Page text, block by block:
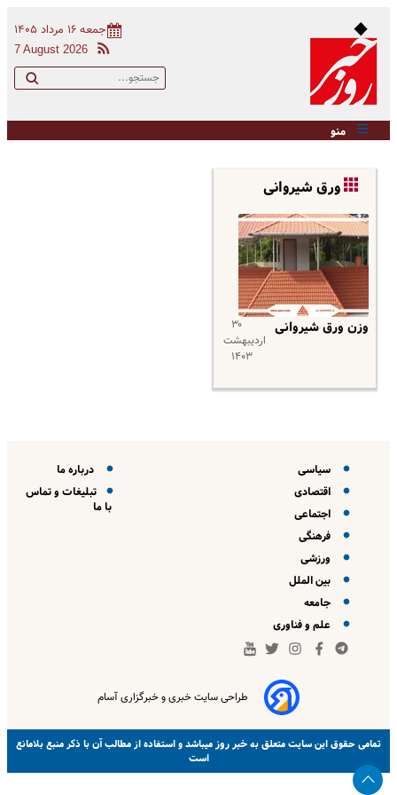
جمعه ۱۶ مرداد ۱۴۰۵
7 August 2026
منو
ورق شیروانی
۳۰
اردیبهشت
۱۴۰۳
وزن ورق شیروانی
سیاسی
اقتصادی
اجتماعی
فرهنگی
ورزشی
بین الملل
جامعه
علم و فناوری
درباره ما
تبلیغات و تماس
با ما
طراحی سایت خبری و خبرگزاری آسام
تمامی حقوق این سایت متعلق بهخبر روزمیباشد و استفاده از مطالب آن با ذکر منبع بلامانع
است